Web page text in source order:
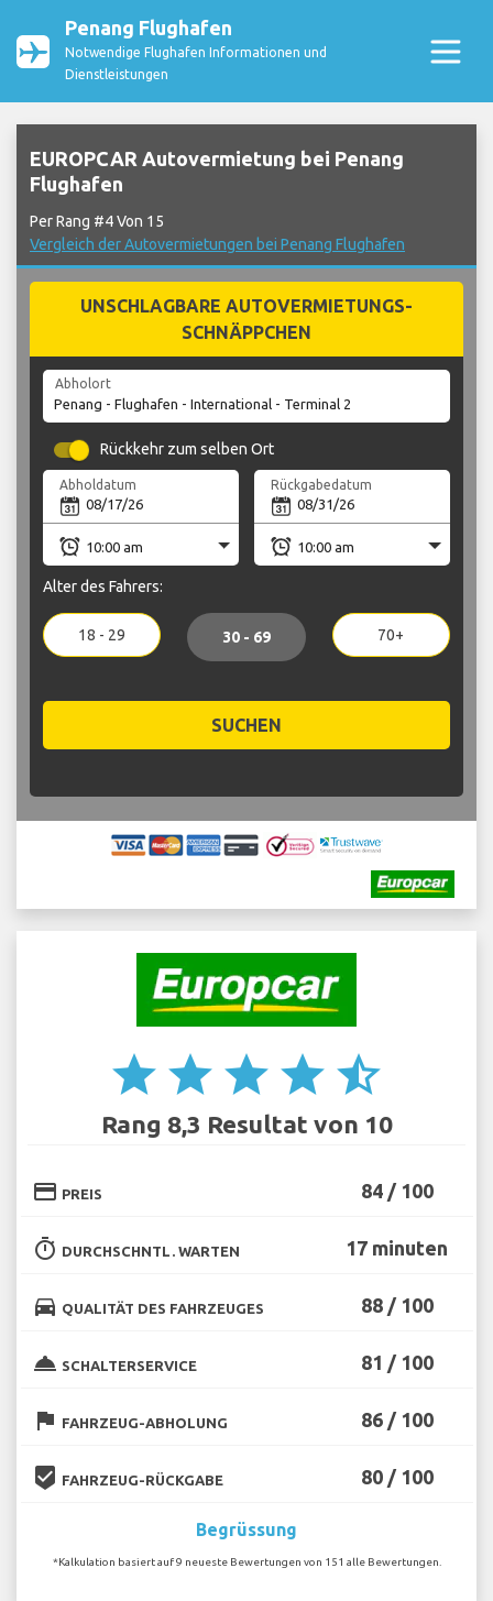
Penang Flughafen
Notwendige Flughafen Informationen und
Dienstleistungen
EUROPCAR Autovermietung bei Penang
Flughafen
Per Rang #4 Von 15
Vergleich der Autovermietungen bei Penang Flughafen
UNSCHLAGBARE AUTOVERMIETUNGS-
SCHNÄPPCHEN
Abholort
Rückkehr zum selben Ort
Abholdatum Rückgabedatum
Alter des Fahrers:
18 - 29 30 - 69 70+
SUCHEN
star star star star star_half
Rang 8,3 Resultat von 10
credit_card PREIS 84 / 100
timer DURCHSCHNTL. WARTEN 17 minuten
directions_car QUALITÄT DES FAHRZEUGES 88 / 100
room_service SCHALTERSERVICE 81 / 100
flag FAHRZEUG-ABHOLUNG 86 / 100
beenhere FAHRZEUG-RÜCKGABE 80 / 100
Begrüssung
*Kalkulation basiert auf 9 neueste Bewertungen von 151 alle Bewertungen.